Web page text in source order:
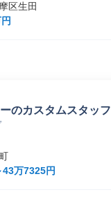
区生田
のカスタムスタッフ
43万7325円